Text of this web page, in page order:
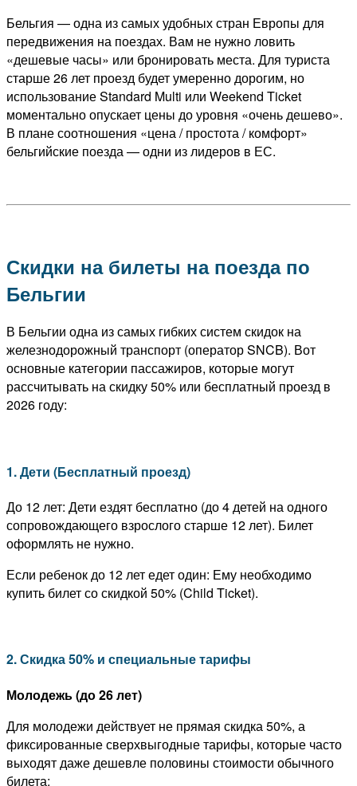
Бельгия — одна из самых удобных стран Европы для
передвижения на поездах. Вам не нужно ловить
«дешевые часы» или бронировать места. Для туриста
старше 26 лет проезд будет умеренно дорогим, но
использование Standard Multi или Weekend Ticket
моментально опускает цены до уровня «очень дешево».
В плане соотношения «цена / простота / комфорт»
бельгийские поезда — одни из лидеров в ЕС.
Скидки на билеты на поезда по
Бельгии
В Бельгии одна из самых гибких систем скидок на
железнодорожный транспорт (оператор SNCB). Вот
основные категории пассажиров, которые могут
рассчитывать на скидку 50% или бесплатный проезд в
2026 году:
1. Дети (Бесплатный проезд)
До 12 лет: Дети ездят бесплатно (до 4 детей на одного
сопровождающего взрослого старше 12 лет). Билет
оформлять не нужно.
Если ребенок до 12 лет едет один: Ему необходимо
купить билет со скидкой 50% (Child Ticket).
2. Скидка 50% и специальные тарифы
Молодежь (до 26 лет)
Для молодежи действует не прямая скидка 50%, а
фиксированные сверхвыгодные тарифы, которые часто
выходят даже дешевле половины стоимости обычного
билета: